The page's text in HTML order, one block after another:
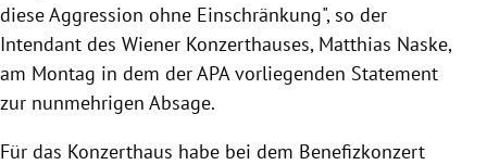
diese Aggression ohne Einschränkung", so der
Intendant des Wiener Konzerthauses, Matthias Naske,
am Montag in dem der APA vorliegenden Statement
zur nunmehrigen Absage.
Für das Konzerthaus habe bei dem Benefizkonzert